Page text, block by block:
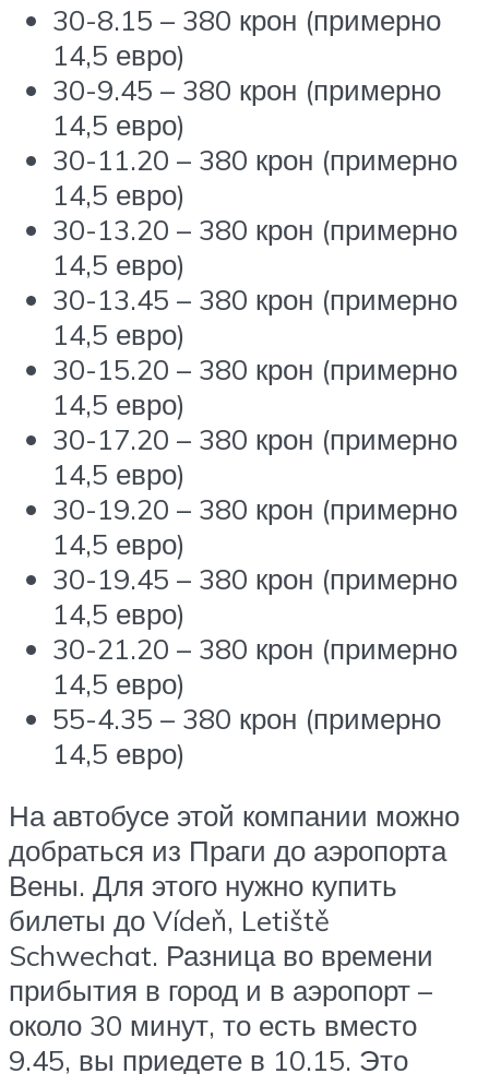
30-8.15 – 380 крон (примерно
14,5 евро)
30-9.45 – 380 крон (примерно
14,5 евро)
30-11.20 – 380 крон (примерно
14,5 евро)
30-13.20 – 380 крон (примерно
14,5 евро)
30-13.45 – 380 крон (примерно
14,5 евро)
30-15.20 – 380 крон (примерно
14,5 евро)
30-17.20 – 380 крон (примерно
14,5 евро)
30-19.20 – 380 крон (примерно
14,5 евро)
30-19.45 – 380 крон (примерно
14,5 евро)
30-21.20 – 380 крон (примерно
14,5 евро)
55-4.35 – 380 крон (примерно
14,5 евро)
На автобусе этой компании можно
добраться из Праги до аэропорта
Вены. Для этого нужно купить
билеты до Vídeň, Letiště
Schwechat. Разница во времени
прибытия в город и в аэропорт –
около 30 минут, то есть вместо
9.45, вы приедете в 10.15. Это